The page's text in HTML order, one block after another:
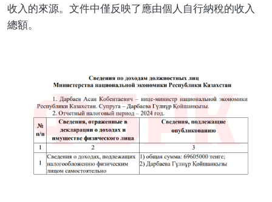
收入的來源。文件中僅反映了應由個人自行納稅的收入
總額。